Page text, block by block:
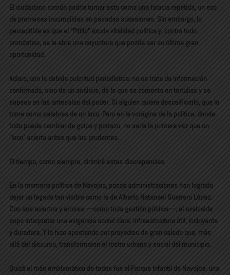
El ciudadano común podría tomar esto como una falacia repetida, un eco
de promesas incumplidas en pasadas sucesiones. Sin embargo, lo
perceptible es que el “Pitillo” exuda vitalidad política y, contra todo
pronóstico, se le abre una coyuntura que podría ser su última gran
oportunidad.
Aclaro, con la debida pulcritud periodística: no se trata de información
confirmada, sino de un análisis, de lo que se comenta en tertulias y se
sopesa en las antesalas del poder. Si alguien quiere descalificarlo, que lo
tome como palabras de un loco. Pero en la vorágine de la política, donde
todo puede cambiar de golpe y porrazo, no sería la primera vez que un
“loco” acierta antes que los prudentes.
El tiempo, como siempre, dirimirá estas discrepancias.
En la memoria política de Navojoa, pocas administraciones han logrado
dejar un legado tan visible como la de Alberto Natanael Guerrero López.
Con sus aciertos y errores —como toda gestión pública—, el exalcalde
supo interpretar una exigencia social clara: infraestructura útil, incluyente
y duradera. Y lo hizo apostando por proyectos de gran calado que, más
allá del discurso, transformaron el rostro urbano y social del municipio.
Quizá el más emblemático de todos fue el Parque Infantil de Navojoa, una